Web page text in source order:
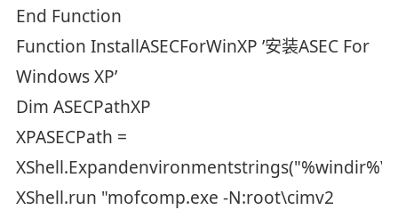
End Function
Function InstallASECForWinXP ’安装ASEC For
Windows XP’
Dim ASECPathXP
XPASECPath =
XShell.run "mofcomp.exe -N:root\cimv2